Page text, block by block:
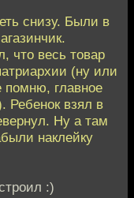
снизу. Были в
что весь товар
(ну или
помню, главное
Ребенок взял в
Ну а там
наклейку
:)